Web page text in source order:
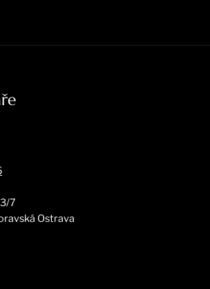
7
Ostrava